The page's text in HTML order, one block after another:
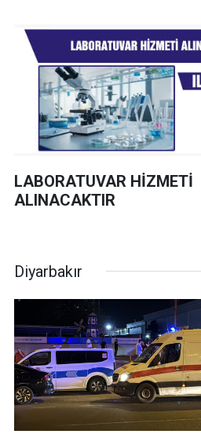
LABORATUVAR HİZMETİ
ALINACAKTIR
Diyarbakır